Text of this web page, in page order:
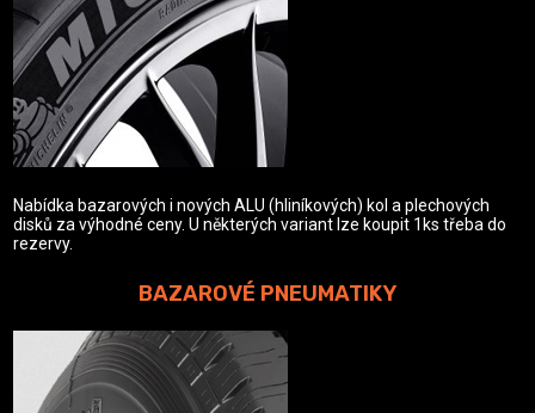
Nabídka bazarových i nových ALU (hliníkových) kol a plechových
disků za výhodné ceny. U některých variant lze koupit 1ks třeba do
rezervy.
BAZAROVÉ PNEUMATIKY